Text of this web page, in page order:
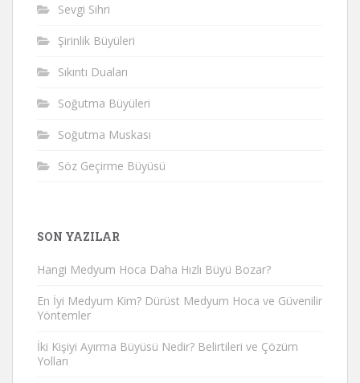
Sevgi Sihri
Şirinlik Büyüleri
Sıkıntı Duaları
Soğutma Büyüleri
Soğutma Muskası
Söz Geçirme Büyüsü
SON YAZILAR
Hangi Medyum Hoca Daha Hızlı Büyü Bozar?
En İyi Medyum Kim? Dürüst Medyum Hoca ve Güvenilir
Yöntemler
İki Kişiyi Ayırma Büyüsü Nedir? Belirtileri ve Çözüm
Yolları